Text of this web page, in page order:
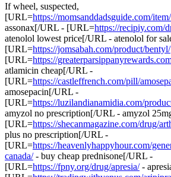
If wheel, suspected,
[URL=https://momsanddadsguide.com/
assonax[/URL - [URL=https://recipiy.com/
atenolol lowest price[/URL - atenolol for
[URL=https://jomsabah.com/product/bentyl/
[URL=https://
atlamicin cheap[/URL -
[URL=https://castleffrench.com/pill/
amosepacin[/URL -
[URL=https://luzilandianamidia.com/
amyzol no prescription[/URL - amyzol
[URL=https://shecanmagazine.com/drug/
plus no prescription[/URL -
[URL=https://heavenlyhappyhour.com/
canada/- buy cheap prednisone[/URL -
[URL=https://fpny.org/drug/apresia/-